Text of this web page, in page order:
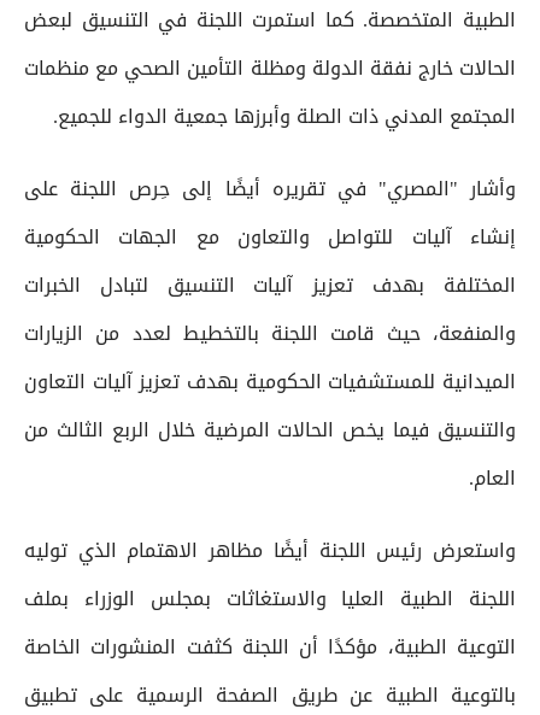
الطبية المتخصصة. كما استمرت اللجنة في التنسيق لبعض
الحالات خارج نفقة الدولة ومظلة التأمين الصحي مع منظمات
المجتمع المدني ذات الصلة وأبرزها جمعية الدواء للجميع.
وأشار "المصري" في تقريره أيضًا إلى حِرص اللجنة على
إنشاء آليات للتواصل والتعاون مع الجهات الحكومية
المختلفة بهدف تعزيز آليات التنسيق لتبادل الخبرات
والمنفعة، حيث قامت اللجنة بالتخطيط لعدد من الزيارات
الميدانية للمستشفيات الحكومية بهدف تعزيز آليات التعاون
والتنسيق فيما يخص الحالات المرضية خلال الربع الثالث من
العام.
واستعرض رئيس اللجنة أيضًا مظاهر الاهتمام الذي توليه
اللجنة الطبية العليا والاستغاثات بمجلس الوزراء بملف
التوعية الطبية، مؤكدًا أن اللجنة كثفت المنشورات الخاصة
بالتوعية الطبية عن طريق الصفحة الرسمية على تطبيق